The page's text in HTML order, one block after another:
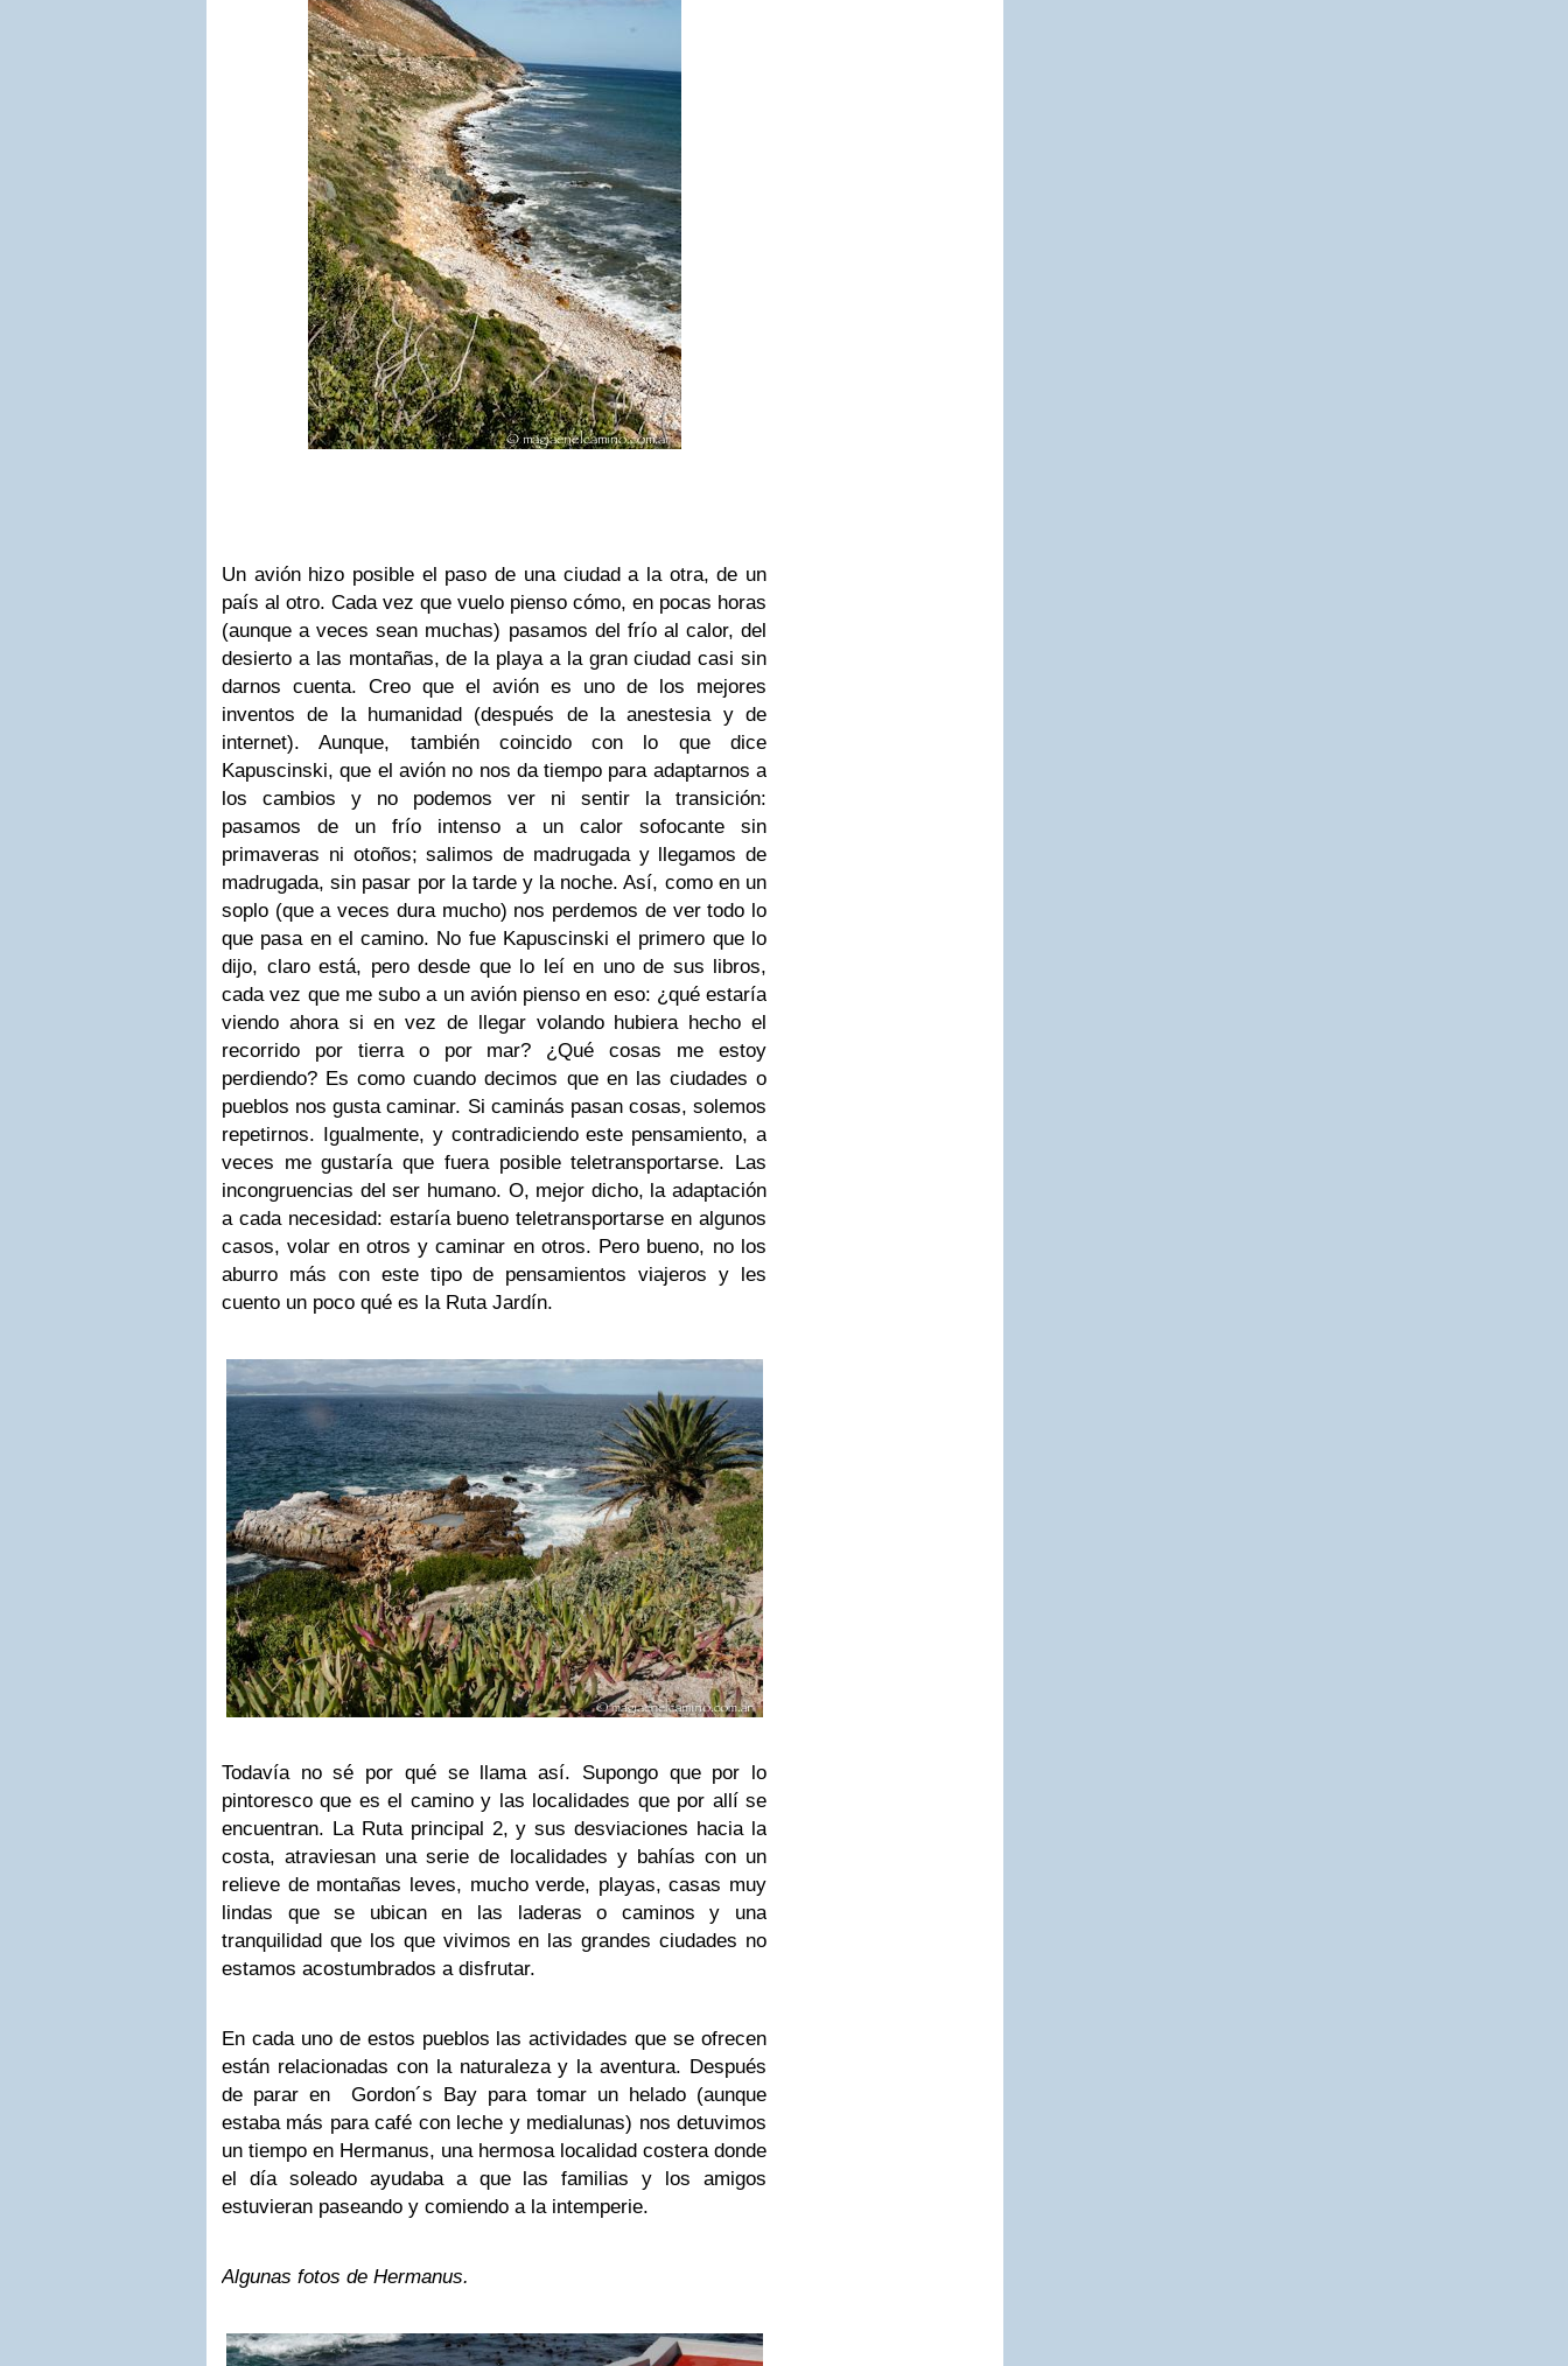
Un avión hizo posible el paso de una ciudad a la otra, de un
país al otro. Cada vez que vuelo pienso cómo, en pocas horas
(aunque a veces sean muchas) pasamos del frío al calor, del
desierto a las montañas, de la playa a la gran ciudad casi sin
darnos cuenta. Creo que el avión es uno de los mejores
inventos de la humanidad (después de la anestesia y de
internet). Aunque, también coincido con lo que dice
Kapuscinski, que el avión no nos da tiempo para adaptarnos a
los cambios y no podemos ver ni sentir la transición:
pasamos de un frío intenso a un calor sofocante sin
primaveras ni otoños; salimos de madrugada y llegamos de
madrugada, sin pasar por la tarde y la noche. Así, como en un
soplo (que a veces dura mucho) nos perdemos de ver todo lo
que pasa en el camino. No fue Kapuscinski el primero que lo
dijo, claro está, pero desde que lo leí en uno de sus libros,
cada vez que me subo a un avión pienso en eso: ¿qué estaría
viendo ahora si en vez de llegar volando hubiera hecho el
recorrido por tierra o por mar? ¿Qué cosas me estoy
perdiendo? Es como cuando decimos que en las ciudades o
pueblos nos gusta caminar. Si caminás pasan cosas, solemos
repetirnos. Igualmente, y contradiciendo este pensamiento, a
veces me gustaría que fuera posible teletransportarse. Las
incongruencias del ser humano. O, mejor dicho, la adaptación
a cada necesidad: estaría bueno teletransportarse en algunos
casos, volar en otros y caminar en otros. Pero bueno, no los
aburro más con este tipo de pensamientos viajeros y les
cuento un poco qué es la Ruta Jardín.
Todavía no sé por qué se llama así. Supongo que por lo
pintoresco que es el camino y las localidades que por allí se
encuentran. La Ruta principal 2, y sus desviaciones hacia la
costa, atraviesan una serie de localidades y bahías con un
relieve de montañas leves, mucho verde, playas, casas muy
lindas que se ubican en las laderas o caminos y una
tranquilidad que los que vivimos en las grandes ciudades no
estamos acostumbrados a disfrutar.
En cada uno de estos pueblos las actividades que se ofrecen
están relacionadas con la naturaleza y la aventura. Después
de parar en Gordon´s Bay para tomar un helado (aunque
estaba más para café con leche y medialunas) nos detuvimos
un tiempo en Hermanus, una hermosa localidad costera donde
el día soleado ayudaba a que las familias y los amigos
estuvieran paseando y comiendo a la intemperie.
Algunas fotos de Hermanus.